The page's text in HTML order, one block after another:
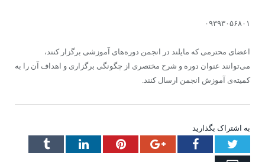
۰۹۳۹۳۰۵۶۸۰۱
اعضای محترمی که مایلند در انجمن دوره‌های آموزشی برگزار کنند،
می‌توانند عنوان دوره و شرح مختصری از چگونگی برگزاری و اهداف آن را به
کمیته‌ی آموزش انجمن ارسال کنند.
به اشتراک بگذارید
Twitter
Facebook
Google+
Pinterest
LinkedIn
Tumblr